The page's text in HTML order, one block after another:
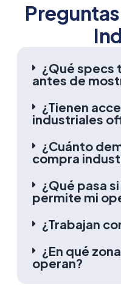
¿Qué specs
antes de
¿Tienen
industriales
¿Cuánto
compra
¿Qué pasa
permite mi
¿Trabajan
¿En qué
operan?